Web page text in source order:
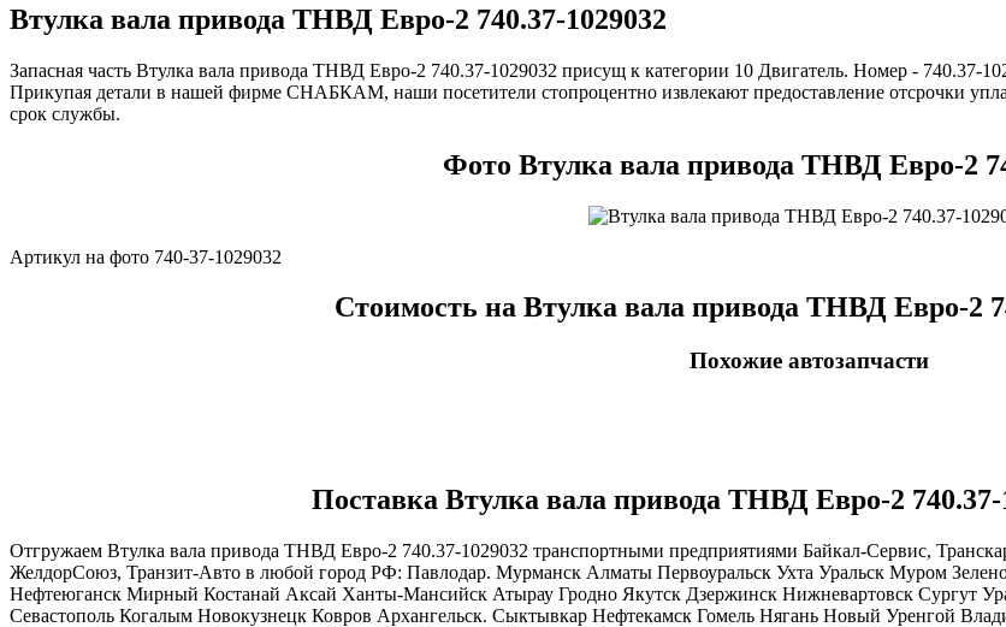
Втулка вала привода ТНВД Евро-2 740.37-1029032
Запасная часть Втулка вала привода ТНВД Евро-2 740.37-1029032 присущ к категории 10 Двигатель. Номер - 740.37-
Прикупая детали в нашей фирме СНАБКАМ, наши посетители стопроцентно извлекают предоставление отсрочки
срок службы.
Фото Втулка вала привода ТНВД Евро-2
Артикул на фото 740-37-1029032
Стоимость на Втулка вала привода ТНВД Евро-2
Похожие автозапчасти
Поставка Втулка вала привода ТНВД Евро-2 740.37-
Отгружаем Втулка вала привода ТНВД Евро-2 740.37-1029032 транспортными предприятиями Байкал-Сервис,
ЖелдорСоюз, Транзит-Авто в любой город РФ: Павлодар. Мурманск Алматы Первоуральск Ухта Уральск Муром
Нефтеюганск Мирный Костанай Аксай Ханты-Мансийск Атырау Гродно Якутск Дзержинск Нижневартовск Сургут
Севастополь Когалым Новокузнецк Ковров Архангельск. Сыктывкар Нефтекамск Гомель Нягань Новый Уренгой